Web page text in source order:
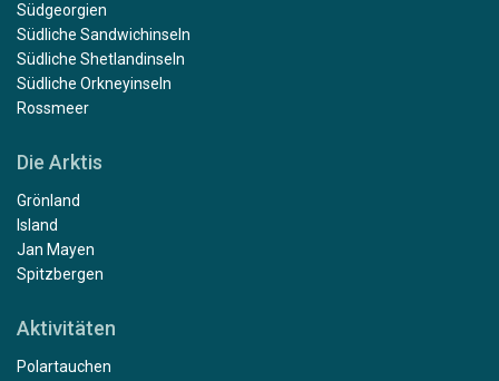
Südgeorgien
Südliche Sandwichinseln
Südliche Shetlandinseln
Südliche Orkneyinseln
Rossmeer
Die Arktis
Grönland
Island
Jan Mayen
Spitzbergen
Aktivitäten
Polartauchen